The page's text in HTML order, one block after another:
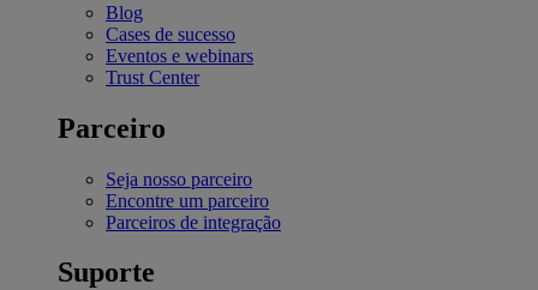
Blog
Cases de sucesso
Eventos e webinars
Trust Center
Parceiro
Seja nosso parceiro
Encontre um parceiro
Parceiros de integração
Suporte